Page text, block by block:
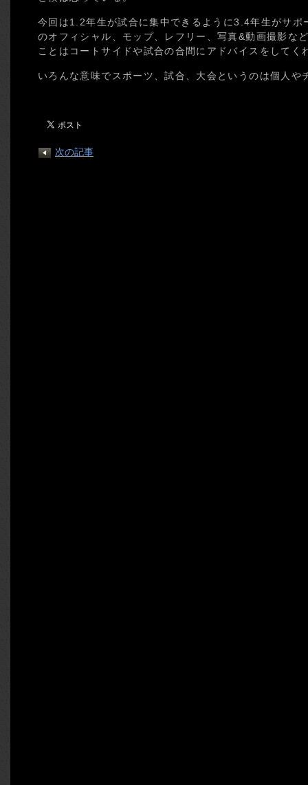
今回は1.2年生が試合に集中できるように3.4年生がサポ
のオフィシャル、モップ、レフリー、写真&動画撮影な
ことはコートサイドや試合の合間にアドバイスをしてく
いろんな意味でスポーツ、試合、大会というのは個人や
次の記事